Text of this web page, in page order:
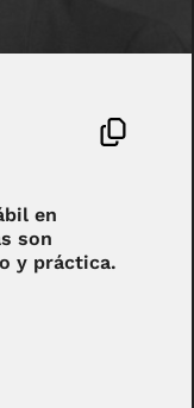
en
son
y práctica.